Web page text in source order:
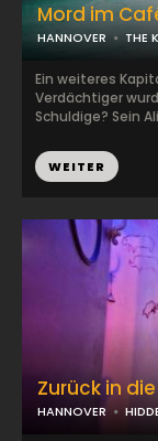
Mord im
HANNOVER THE
Ein weiteres
Verdächtiger
Schuldige? Sein
WEITER
Zurück in
HANNOVER